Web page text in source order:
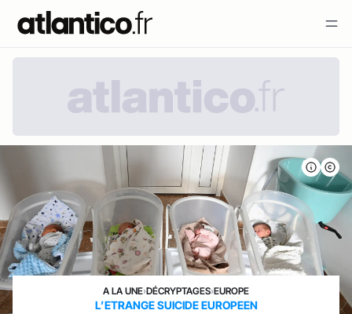
A LA UNE›DÉCRYPTAGES›EUROPE
L’ETRANGE SUICIDE EUROPEEN